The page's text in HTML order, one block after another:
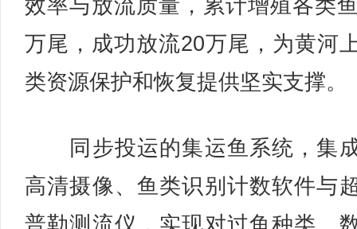
效率与放流质量，累计增殖各类
万尾，成功放流20万尾，为黄河
类资源保护和恢复提供坚实支撑。
同步投运的集运鱼系统，集
高清摄像、鱼类识别计数软件与
普勒测流仪，实现对过鱼种类、